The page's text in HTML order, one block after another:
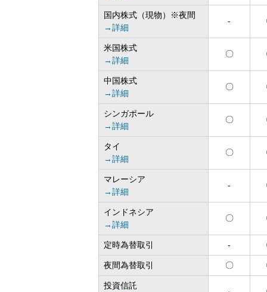
国内株式（現物）※夜間
→詳細
-
米国株式
→詳細
〇
中国株式
→詳細
〇
シンガポール
→詳細
〇
タイ
→詳細
〇
マレーシア
→詳細
-
インドネシア
→詳細
〇
定時為替取引 -
夜間為替取引 〇
投資信託